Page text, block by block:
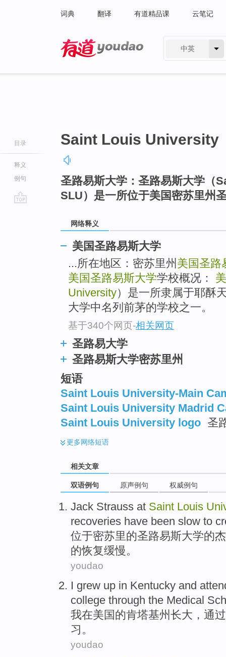
词典 翻译 有道精品课 云笔记
中英
目录
释义
例句
Saint Louis University
圣路易斯大学：圣路易斯大学（
SLU）是一所位于美国密苏里州
网络释义
美国圣路易斯大学
...所在地区：密苏里州 美国圣路
美国圣路易斯大学学校概况：
University）是一所隶属于耶酥
大学中名列前茅的学校之一。
基于340个网页-相关网页
圣路易大学
圣路易斯大学密苏里州
短语
Saint Louis University-Main
Saint Louis University Madrid
Saint Louis University logo 圣
更多网络短语
相关文章
双语例句 原声例句 权威例句
Jack Strauss at Saint Louis
recoveries have been slow to
位于密苏里的圣路易斯大学的
的恢复缓慢。
youdao
I grew up in Kentucky and
college through the Medical
我在美国的肯塔基州长大， 通过
习 。
youdao